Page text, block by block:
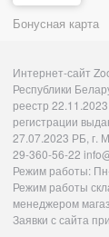
Бонусная карта
Интернет-сайт
Республики
реестр
регистрации
27.07.2023 РБ, г.
29-360-56-22
Режим работы:
Режим работы
менеджером
Заявки с сайта